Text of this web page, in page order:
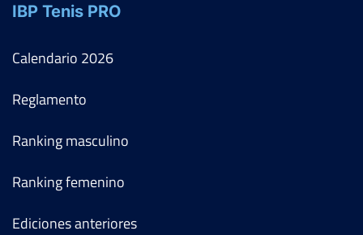
IBP Tenis PRO
Calendario 2026
Reglamento
Ranking masculino
Ranking femenino
Ediciones anteriores